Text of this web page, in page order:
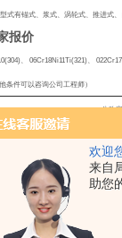
欢迎
来自
助您
式有锚式、浆式、涡轮式、推进式
报价
、06Cr18Ni11Ti(321) 、
条件可以咨询公司工程师）
公称
10
造为夹套蒸汽、夹套导热油电加热